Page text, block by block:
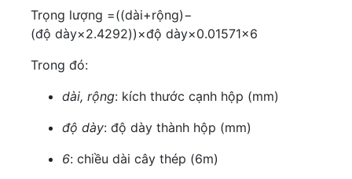
Trọng lượng =((dài+rộng)−
(độ dày×2.4292))×độ dày×0.01571×6
Trong đó:
dài, rộng: kích thước cạnh hộp (mm)
độ dày: độ dày thành hộp (mm)
6: chiều dài cây thép (6m)